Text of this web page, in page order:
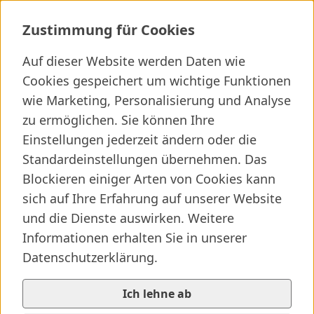
Zustimmung für Cookies
Auf dieser Website werden Daten wie
Cookies gespeichert um wichtige Funktionen
wie Marketing, Personalisierung und Analyse
zu ermöglichen. Sie können Ihre
Einstellungen jederzeit ändern oder die
Standardeinstellungen übernehmen. Das
Blockieren einiger Arten von Cookies kann
sich auf Ihre Erfahrung auf unserer Website
und die Dienste auswirken. Weitere
Informationen erhalten Sie in unserer
Datenschutzerklärung.
Ich lehne ab
Ich suche ...
Wichtige Links
Kliniken finden